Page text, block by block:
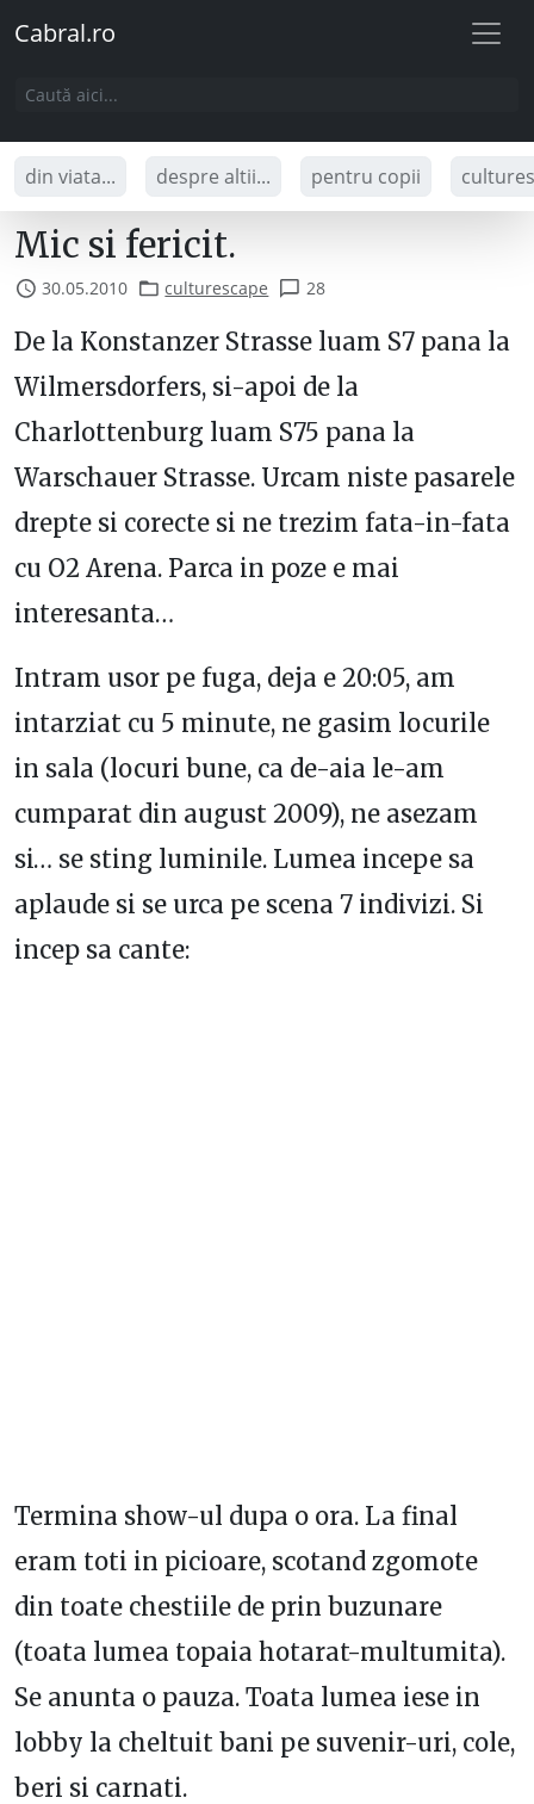
Cabral.ro
din viata... despre altii... pentru copii
Mic si fericit.
30.05.2010 culturescape 28
De la Konstanzer Strasse luam S7 pana la
Wilmersdorfers, si-apoi de la
Charlottenburg luam S75 pana la
Warschauer Strasse. Urcam niste pasarele
drepte si corecte si ne trezim fata-in-fata
cu O2 Arena. Parca in poze e mai
interesanta…
Intram usor pe fuga, deja e 20:05, am
intarziat cu 5 minute, ne gasim locurile
in sala (locuri bune, ca de-aia le-am
cumparat din august 2009), ne asezam
si… se sting luminile. Lumea incepe sa
aplaude si se urca pe scena 7 indivizi. Si
incep sa cante:
Termina show-ul dupa o ora. La final
eram toti in picioare, scotand zgomote
din toate chestiile de prin buzunare
(toata lumea topaia hotarat-multumita).
Se anunta o pauza. Toata lumea iese in
lobby la cheltuit bani pe suvenir-uri, cole,
beri si carnati.